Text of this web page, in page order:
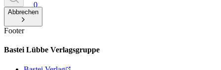
0
Abbrechen
Footer
Bastei Lübbe Verlagsgruppe